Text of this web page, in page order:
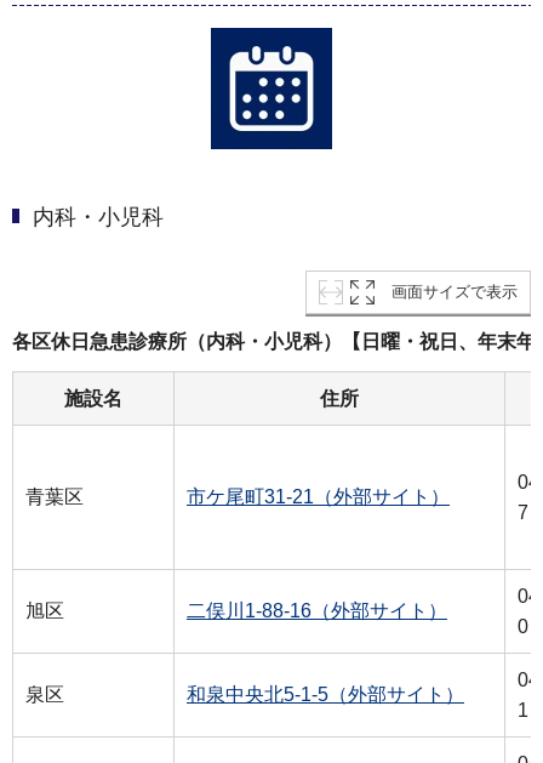
内科・小児科
画面サイズで表示
各区休日急患診療所（内科・小児科）【日曜・祝日、年末年
施設名 住所
青葉区 市ケ尾町31-21（外部サイト）
7
旭区 二俣川1-88-16（外部サイト）
0
泉区 和泉中央北5-1-5（外部サイト）
1